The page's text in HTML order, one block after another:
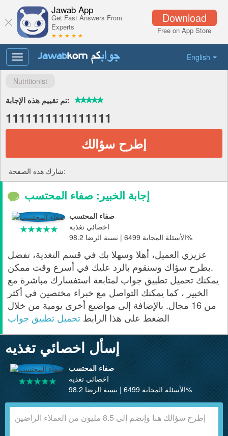
Download
Free on App Store
Jawab App
Get Fast Answers From
Experts
★ ★ ★ ★ ★
English
Toggle
navigation
Nutritionist
تم تقييم هذه الإجابة:
1111111111111111
إطرح سؤالك
شارك هذه الصفحة:
إجابة الخبير: صفاء المحتسب
صفاء المحتسب
اخصائي تغذيه
الأسئلة المجابة 6499 | نسبة الرضا 98.2%
عزيزي العميل، أهلا وسهلا بك في قسم التغذية، تفضل
بطرح سؤاك وسنقوم بالرد عليك في أسرع وقت ممكن.
يمكنك تحميل تطبيق جواب لمتابعة استفسارك مباشرة مع
الخبير ، كما يمكنك التواصل مع خبراء مختصين في أكثر
من 16 مجال. بالإضافة إلى مواضيع أخرى يومية من خلال
الضغط على هذا الرابط تحميل تطبيق جواب
إسأل اخصائي تغذيه
صفاء المحتسب
اخصائي تغذيه
الأسئلة المجابة 6499 | نسبة الرضا 98.2%